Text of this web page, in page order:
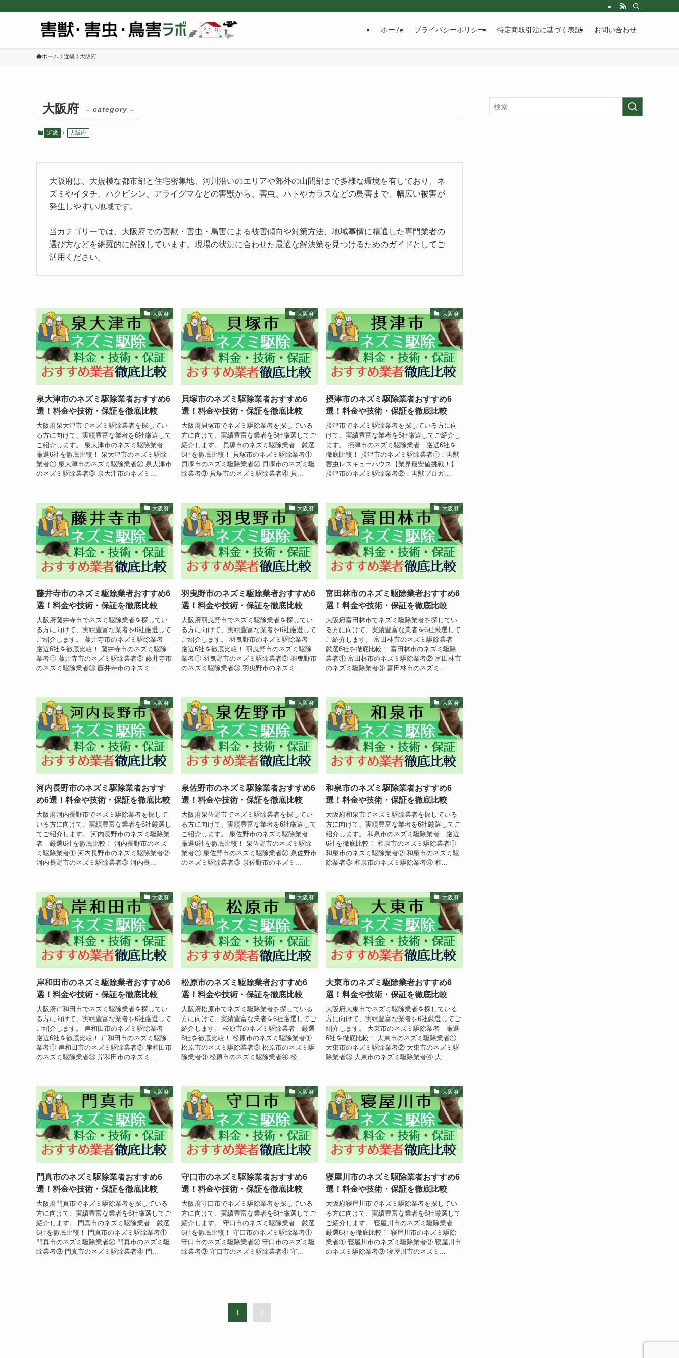
ホーム プライバシーポリシー 特定商取引法に基づく表記 お問い合わせ
ホーム 近畿 大阪府
大阪府 – category –
近畿 大阪府
大阪府は、大規模な都市部と住宅密集地、河川沿いのエリアや郊外の山間部まで多様な環境を有しており、ネ
ズミやイタチ、ハクビシン、アライグマなどの害獣から、害虫、ハトやカラスなどの鳥害まで、幅広い被害が
発生しやすい地域です。
当カテゴリーでは、大阪府での害獣・害虫・鳥害による被害傾向や対策方法、地域事情に精通した専門業者の
選び方などを網羅的に解説しています。現場の状況に合わせた最適な解決策を見つけるためのガイドとしてご
活用ください。
大阪府
泉大津市のネズミ駆除業者おすすめ6
選！料金や技術・保証を徹底比較
大阪府泉大津市でネズミ駆除業者を探してい
る方に向けて、実績豊富な業者を6社厳選して
ご紹介します。 泉大津市のネズミ駆除業者
厳選6社を徹底比較！ 泉大津市のネズミ駆除
業者① 泉大津市のネズミ駆除業者② 泉大津市
のネズミ駆除業者③ 泉大津市のネズミ...
大阪府
貝塚市のネズミ駆除業者おすすめ6
選！料金や技術・保証を徹底比較
大阪府貝塚市でネズミ駆除業者を探している
方に向けて、実績豊富な業者を6社厳選してご
紹介します。 貝塚市のネズミ駆除業者 厳選
6社を徹底比較！ 貝塚市のネズミ駆除業者①
貝塚市のネズミ駆除業者② 貝塚市のネズミ駆
除業者③ 貝塚市のネズミ駆除業者④ 貝...
大阪府
摂津市のネズミ駆除業者おすすめ6
選！料金や技術・保証を徹底比較
摂津市でネズミ駆除業者を探している方に向
けて、実績豊富な業者を6社厳選してご紹介し
ます。 摂津市のネズミ駆除業者 厳選6社を
徹底比較！ 摂津市のネズミ駆除業者①：害獣
害虫レスキューハウス【業界最安値挑戦！】
摂津市のネズミ駆除業者②：害獣プロガ...
大阪府
藤井寺市のネズミ駆除業者おすすめ6
選！料金や技術・保証を徹底比較
大阪府藤井寺市でネズミ駆除業者を探してい
る方に向けて、実績豊富な業者を6社厳選して
ご紹介します。 藤井寺市のネズミ駆除業者
厳選6社を徹底比較！ 藤井寺市のネズミ駆除
業者① 藤井寺市のネズミ駆除業者② 藤井寺市
のネズミ駆除業者③ 藤井寺市のネズミ...
大阪府
羽曳野市のネズミ駆除業者おすすめ6
選！料金や技術・保証を徹底比較
大阪府羽曳野市でネズミ駆除業者を探してい
る方に向けて、実績豊富な業者を6社厳選して
ご紹介します。 羽曳野市のネズミ駆除業者
厳選6社を徹底比較！ 羽曳野市のネズミ駆除
業者① 羽曳野市のネズミ駆除業者② 羽曳野市
のネズミ駆除業者③ 羽曳野市のネズミ...
大阪府
富田林市のネズミ駆除業者おすすめ6
選！料金や技術・保証を徹底比較
大阪府富田林市でネズミ駆除業者を探してい
る方に向けて、実績豊富な業者を6社厳選して
ご紹介します。 富田林市のネズミ駆除業者
厳選6社を徹底比較！ 富田林市のネズミ駆除
業者① 富田林市のネズミ駆除業者② 富田林市
のネズミ駆除業者③ 富田林市のネズミ...
大阪府
河内長野市のネズミ駆除業者おすす
め6選！料金や技術・保証を徹底比較
大阪府河内長野市でネズミ駆除業者を探して
いる方に向けて、実績豊富な業者を6社厳選し
てご紹介します。 河内長野市のネズミ駆除業
者 厳選6社を徹底比較！ 河内長野市のネズ
ミ駆除業者① 河内長野市のネズミ駆除業者②
河内長野市のネズミ駆除業者③ 河内長...
大阪府
泉佐野市のネズミ駆除業者おすすめ6
選！料金や技術・保証を徹底比較
大阪府泉佐野市でネズミ駆除業者を探してい
る方に向けて、実績豊富な業者を6社厳選して
ご紹介します。 泉佐野市のネズミ駆除業者
厳選6社を徹底比較！ 泉佐野市のネズミ駆除
業者① 泉佐野市のネズミ駆除業者② 泉佐野市
のネズミ駆除業者③ 泉佐野市のネズミ...
大阪府
和泉市のネズミ駆除業者おすすめ6
選！料金や技術・保証を徹底比較
大阪府和泉市でネズミ駆除業者を探している
方に向けて、実績豊富な業者を6社厳選してご
紹介します。 和泉市のネズミ駆除業者 厳選
6社を徹底比較！ 和泉市のネズミ駆除業者①
和泉市のネズミ駆除業者② 和泉市のネズミ駆
除業者③ 和泉市のネズミ駆除業者④ 和...
大阪府
岸和田市のネズミ駆除業者おすすめ6
選！料金や技術・保証を徹底比較
大阪府岸和田市でネズミ駆除業者を探してい
る方に向けて、実績豊富な業者を6社厳選して
ご紹介します。 岸和田市のネズミ駆除業者
厳選6社を徹底比較！ 岸和田市のネズミ駆除
業者① 岸和田市のネズミ駆除業者② 岸和田市
のネズミ駆除業者③ 岸和田市のネズミ...
大阪府
松原市のネズミ駆除業者おすすめ6
選！料金や技術・保証を徹底比較
大阪府松原市でネズミ駆除業者を探している
方に向けて、実績豊富な業者を6社厳選してご
紹介します。 松原市のネズミ駆除業者 厳選
6社を徹底比較！ 松原市のネズミ駆除業者①
松原市のネズミ駆除業者② 松原市のネズミ駆
除業者③ 松原市のネズミ駆除業者④ 松...
大阪府
大東市のネズミ駆除業者おすすめ6
選！料金や技術・保証を徹底比較
大阪府大東市でネズミ駆除業者を探している
方に向けて、実績豊富な業者を6社厳選してご
紹介します。 大東市のネズミ駆除業者 厳選
6社を徹底比較！ 大東市のネズミ駆除業者①
大東市のネズミ駆除業者② 大東市のネズミ駆
除業者③ 大東市のネズミ駆除業者④ 大...
大阪府
門真市のネズミ駆除業者おすすめ6
選！料金や技術・保証を徹底比較
大阪府門真市でネズミ駆除業者を探している
方に向けて、実績豊富な業者を6社厳選してご
紹介します。 門真市のネズミ駆除業者 厳選
6社を徹底比較！ 門真市のネズミ駆除業者①
門真市のネズミ駆除業者② 門真市のネズミ駆
除業者③ 門真市のネズミ駆除業者④ 門...
大阪府
守口市のネズミ駆除業者おすすめ6
選！料金や技術・保証を徹底比較
大阪府守口市でネズミ駆除業者を探している
方に向けて、実績豊富な業者を6社厳選してご
紹介します。 守口市のネズミ駆除業者 厳選
6社を徹底比較！ 守口市のネズミ駆除業者①
守口市のネズミ駆除業者② 守口市のネズミ駆
除業者③ 守口市のネズミ駆除業者④ 守...
大阪府
寝屋川市のネズミ駆除業者おすすめ6
選！料金や技術・保証を徹底比較
大阪府寝屋川市でネズミ駆除業者を探してい
る方に向けて、実績豊富な業者を6社厳選して
ご紹介します。 寝屋川市のネズミ駆除業者
厳選6社を徹底比較！ 寝屋川市のネズミ駆除
業者① 寝屋川市のネズミ駆除業者② 寝屋川市
のネズミ駆除業者③ 寝屋川市のネズミ...
1 2